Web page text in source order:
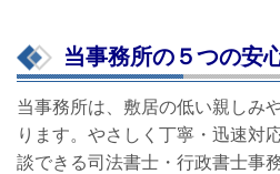
当事務所の５つの安
当事務所は、敷居の低い親しみ
ります。やさしく丁寧・迅速対
談できる司法書士・行政書士事